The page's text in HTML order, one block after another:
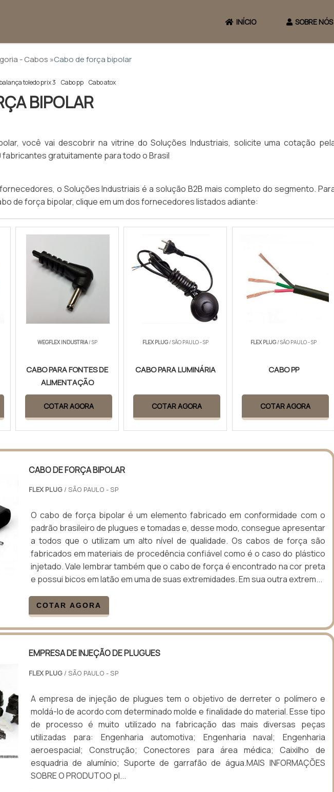
INÍCIO SOBRE NÓS
- Cabos »Cabo de força bipolar
toledo prix 3 Cabo pp Cabo atox
BIPOLAR
você vai descobrir na vitrine do Soluções Industriais, solicite uma cotação
fabricantes gratuitamente para todo o Brasil
o Soluções Industriais é a solução B2B mais completo do segmento.
de força bipolar, clique em um dos fornecedores listados adiante:
WEGFLEX INDUSTRIA/ SP
CABO PARA FONTES DE
ALIMENTAÇÃO
COTAR AGORA
FLEX PLUG/ SÃO PAULO - SP
CABO PARA LUMINÁRIA
COTAR AGORA
FLEX PLUG/ SÃO PAULO - SP
CABO PP
COTAR AGORA
CABO DE FORÇA BIPOLAR
FLEX PLUG / SÃO PAULO - SP
O cabo de força bipolar é um elemento fabricado em conformidade com o
padrão brasileiro de plugues e tomadas e, desse modo, consegue apresentar
a todos que o utilizam um alto nível de qualidade. Os cabos de força são
fabricados em materiais de procedência confiável como é o caso do plástico
injetado. Vale lembrar também que o cabo de força é encontrado na cor preta
e possui bicos em latão em uma de suas extremidades. Em sua outra extrem...
COTAR AGORA
EMPRESA DE INJEÇÃO DE PLUGUES
FLEX PLUG / SÃO PAULO - SP
A empresa de injeção de plugues tem o objetivo de derreter o polímero e
moldá-lo de acordo com determinado molde e finalidade do material. Esse tipo
de processo é muito utilizado na fabricação das mais diversas peças
utilizadas para: Engenharia automotiva; Engenharia naval; Engenharia
aeroespacial; Construção; Conectores para área médica; Caixilho de
esquadria de alumínio; Suporte de garrafão de água.MAIS INFORMAÇÕES
SOBRE O PRODUTOO pl...